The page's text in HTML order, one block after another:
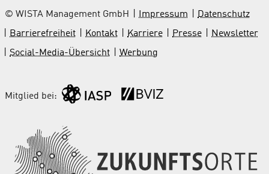
© WISTA Management GmbH Impressum
Datenschutz
Barrierefreiheit
Kontakt Karriere Presse
Newsletter
Social-Media-Übersicht
Werbung
Mitglied bei: